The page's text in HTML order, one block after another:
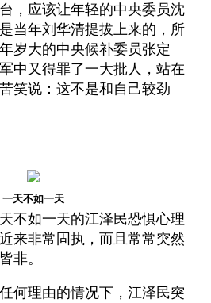
，应该让年轻的中央委员沈
当年刘华清提拔上来的，所
岁大的中央候补委员张定
中又得罪了一大批人，站在
笑说：这不是和自己较劲
一天不如一天
不如一天的江泽民恐惧心理
来非常固执，而且常常突然
非。
何理由的情况下，江泽民突